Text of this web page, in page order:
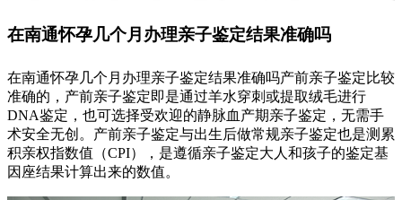
在南通怀孕几个月办理亲子鉴定结果准确吗
在南通怀孕几个月办理亲子鉴定结果准确吗产前亲子鉴定比较
准确的，产前亲子鉴定即是通过羊水穿刺或提取绒毛进行
DNA鉴定，也可选择受欢迎的静脉血产期亲子鉴定，无需手
术安全无创。产前亲子鉴定与出生后做常规亲子鉴定也是测累
积亲权指数值（CPI），是遵循亲子鉴定大人和孩子的鉴定基
因座结果计算出来的数值。